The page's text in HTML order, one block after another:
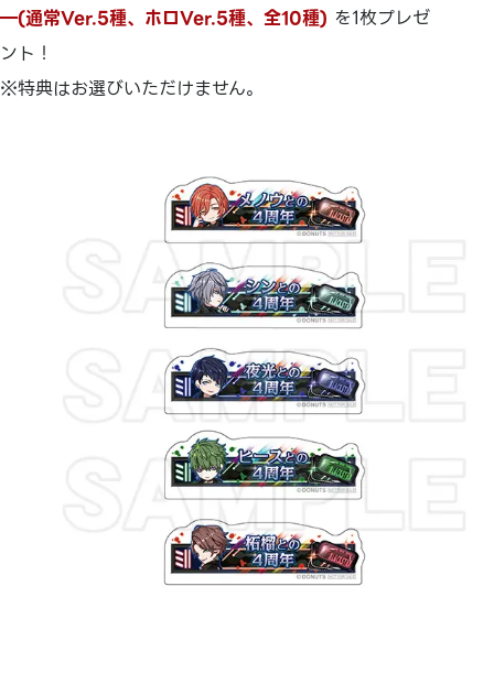
―(通常Ver.5種、ホロVer.5種、全10種) を1枚プレゼ
ント！
※特典はお選びいただけません。